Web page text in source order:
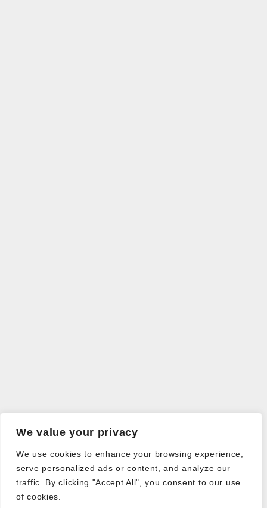
We value your privacy
We use cookies to enhance your browsing experience,
serve personalized ads or content, and analyze our
traffic. By clicking "Accept All", you consent to our use
of cookies.